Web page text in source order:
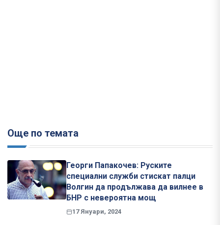
Още по темата
Георги Папакочев: Руските
специални служби стискат палци
Волгин да продължава да вилнее в
БНР с невероятна мощ
17 Януари, 2024